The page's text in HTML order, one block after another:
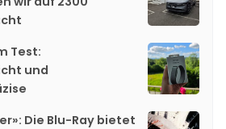
Test:
und
Die Blu-Ray bietet